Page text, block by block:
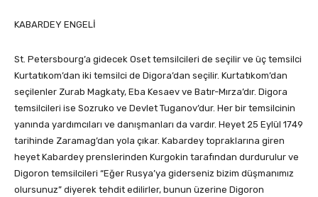
KABARDEY ENGELİ
St. Petersbourg’a gidecek Oset temsilcileri de seçilir ve üç temsilci
Kurtatıkom’dan iki temsilci de Digora’dan seçilir. Kurtatıkom’dan
seçilenler Zurab Magkaty, Eba Kesaev ve Batır-Mırza’dır. Digora
temsilcileri ise Sozruko ve Devlet Tuganov’dur. Her bir temsilcinin
yanında yardımcıları ve danışmanları da vardır. Heyet 25 Eylül 1749
tarihinde Zaramag’dan yola çıkar. Kabardey topraklarına giren
heyet Kabardey prenslerinden Kurgokin tarafından durdurulur ve
Digoron temsilcileri “Eğer Rusya’ya giderseniz bizim düşmanımız
olursunuz” diyerek tehdit edilirler, bunun üzerine Digoron